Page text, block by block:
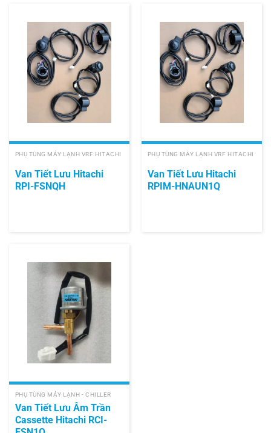
PHỤ TÙNG MÁY LẠNH VRF HITACHI
Van Tiết Lưu Hitachi
RPI-FSNQH
PHỤ TÙNG MÁY LẠNH VRF HITACHI
Van Tiết Lưu Hitachi
RPIM-HNAUN1Q
PHỤ TÙNG MÁY LẠNH - CHILLER
Van Tiết Lưu Âm Trần
Cassette Hitachi RCI-